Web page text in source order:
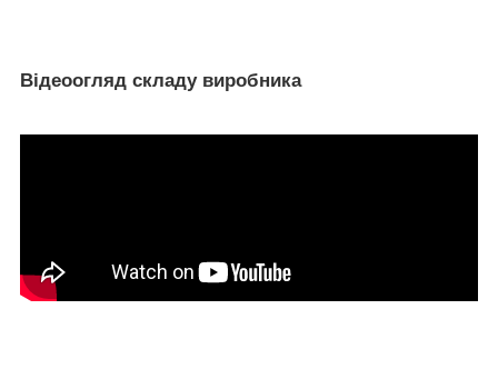
Відеоогляд складу виробника